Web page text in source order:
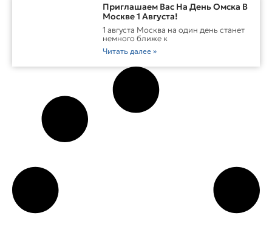
Приглашаем Вас На День Омска В
Москве 1 Августа!
1 августа Москва на один день станет
немного ближе к
Читать далее »